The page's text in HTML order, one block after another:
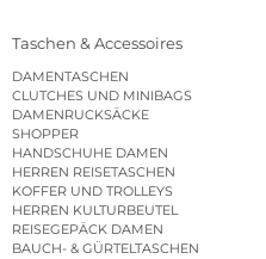
Taschen & Accessoires
DAMENTASCHEN
CLUTCHES UND MINIBAGS
DAMENRUCKSÄCKE
SHOPPER
HANDSCHUHE DAMEN
HERREN REISETASCHEN
KOFFER UND TROLLEYS
HERREN KULTURBEUTEL
REISEGEPÄCK DAMEN
BAUCH- & GÜRTELTASCHEN